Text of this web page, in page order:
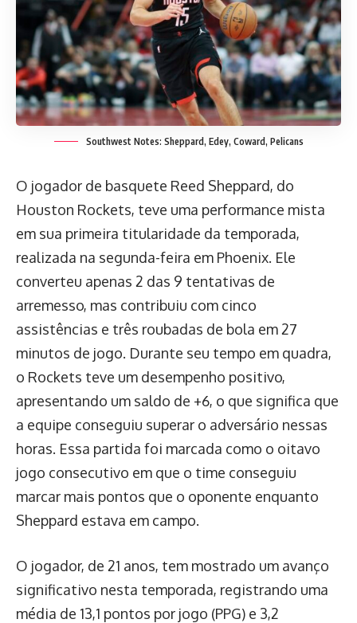
Southwest Notes: Sheppard, Edey, Coward, Pelicans
O jogador de basquete Reed Sheppard, do
Houston Rockets, teve uma performance mista
em sua primeira titularidade da temporada,
realizada na segunda-feira em Phoenix. Ele
converteu apenas 2 das 9 tentativas de
arremesso, mas contribuiu com cinco
assistências e três roubadas de bola em 27
minutos de jogo. Durante seu tempo em quadra,
o Rockets teve um desempenho positivo,
apresentando um saldo de +6, o que significa que
a equipe conseguiu superar o adversário nessas
horas. Essa partida foi marcada como o oitavo
jogo consecutivo em que o time conseguiu
marcar mais pontos que o oponente enquanto
Sheppard estava em campo.
O jogador, de 21 anos, tem mostrado um avanço
significativo nesta temporada, registrando uma
média de 13,1 pontos por jogo (PPG) e 3,2